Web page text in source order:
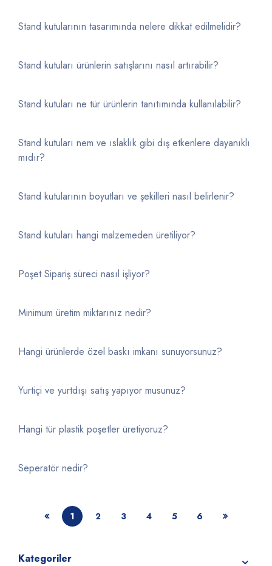
Stand kutularının tasarımında nelere dikkat edilmelidir?
Stand kutuları ürünlerin satışlarını nasıl artırabilir?
Stand kutuları ne tür ürünlerin tanıtımında kullanılabilir?
Stand kutuları nem ve ıslaklık gibi dış etkenlere dayanıklı
mıdır?
Stand kutularının boyutları ve şekilleri nasıl belirlenir?
Stand kutuları hangi malzemeden üretiliyor?
Poşet Sipariş süreci nasıl işliyor?
Minimum üretim miktarınız nedir?
Hangi ürünlerde özel baskı imkanı sunuyorsunuz?
Yurtiçi ve yurtdışı satış yapıyor musunuz?
Hangi tür plastik poşetler üretiyoruz?
Seperatör nedir?
1 2 3 4 5 6
Kategoriler